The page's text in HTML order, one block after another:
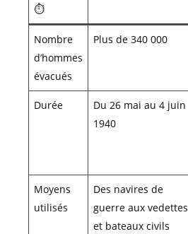
⏱️
Nombre
d’hommes
évacués
Plus de 340 000
Durée
Du 26 mai au 4 juin
1940
Moyens
utilisés
Des navires de
guerre aux vedettes
et bateaux civils